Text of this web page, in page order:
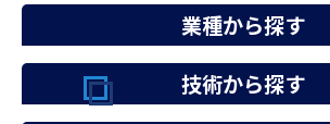
業種から探す
技術から探す